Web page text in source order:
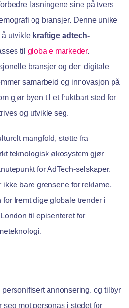
løsningene sine på tvers
og bransjer. Denne unike
å utvikle kraftige adtech-
til globale markeder.
bransjer og den digitale
samarbeid og innovasjon på
gjør byen til et fruktbart sted for
og utvikle seg.
mangfold, støtte fra
teknologisk økosystem gjør
for AdTech-selskaper.
ikke bare grensene for reklame,
for fremtidige globale trender i
til episenteret for
annonsering, og tilbyr
seg mot personas i stedet for